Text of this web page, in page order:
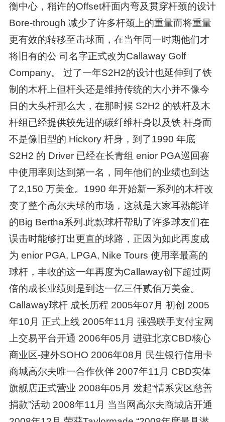
衡中心，稍许的Offset杆面内弯及贯穿杆颈的设计
Bore-through 减少了许多杆颈上的重量而将重量
更有效的转移至击球面，在当年同一时期他们才
将旧有的公 司名字正式改为Callaway Golf
Company。 过了一年S2H2的设计也延伸到了铁
制的木杆上但杆头还是维持传统的大小并不像今
日的大头杆那么大，在那时候 S2H2 的铁杆及木
杆组已经提供较先进的碳纤维杆身以及铁 杆身而
不是像旧型的 Hickory 杆身，到了1990 年底
S2H2 的 Driver 已经在长青组 enior PGA巡回赛
中使用率则达到第一名，同年他们的业绩也到达
了2,150 万美金。1990 年开始新一系列的木杆改
变了整个高尔夫球的市场，这就是大家耳熟能详
的Big Bertha系列.此款球杆帮助了许多球友们在
误击时能够打出更直的球路，正因为如此再度成
为 enior PGA, LPGA, Nike Tours 使用率最高的
球杆，丰收的这一年再度为Callaway创下超过两
倍的成长业绩则是到达一亿三仟贰佰万美金。
Callaway球杆 成长历程 2005年07月 初创 2005
年10月 正式上线 2005年11月 强强联手支付宝网
上交易平台开通 2006年05月 进驻北京CBD核心
商业区-建外SOHO 2006年08月 民生银行信用卡
商城高尔夫唯一合作伙伴 2007年11月 CBD实体
旗舰店正式营业 2008年05月 发起“情系灾区慈善
捐款”活动 2008年11月 当当网高尔夫商城店开通